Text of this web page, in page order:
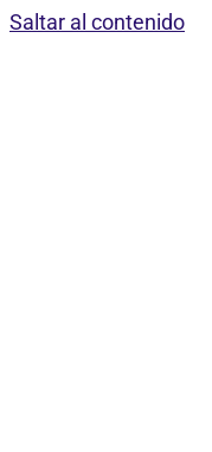
Saltar al contenido